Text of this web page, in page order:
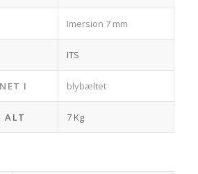
Imersion 7 mm
ITS
I blybæltet
ALT 7 Kg